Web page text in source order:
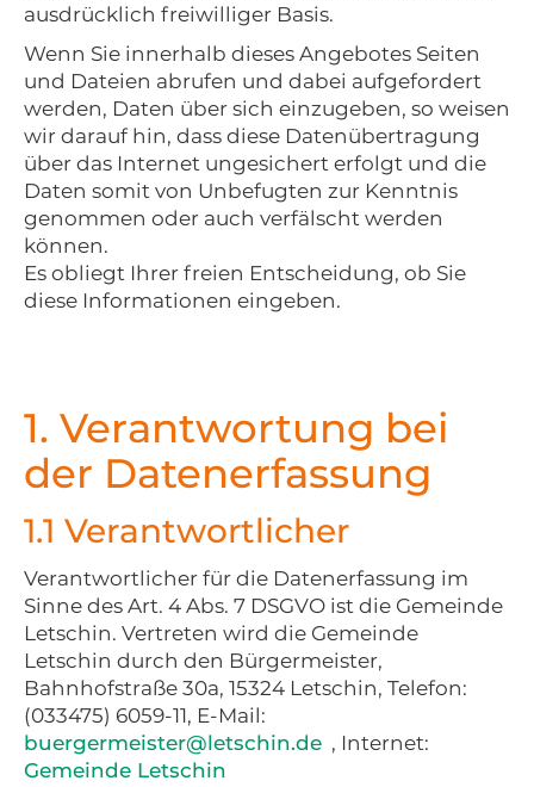
ausdrücklich freiwilliger Basis.
Wenn Sie innerhalb dieses Angebotes Seiten
und Dateien abrufen und dabei aufgefordert
werden, Daten über sich einzugeben, so weisen
wir darauf hin, dass diese Datenübertragung
über das Internet ungesichert erfolgt und die
Daten somit von Unbefugten zur Kenntnis
genommen oder auch verfälscht werden
können.
Es obliegt Ihrer freien Entscheidung, ob Sie
diese Informationen eingeben.
1. Verantwortung bei
der Datenerfassung
1.1 Verantwortlicher
Verantwortlicher für die Datenerfassung im
Sinne des Art. 4 Abs. 7 DSGVO ist die Gemeinde
Letschin. Vertreten wird die Gemeinde
Letschin durch den Bürgermeister,
Bahnhofstraße 30a, 15324 Letschin, Telefon:
(033475) 6059-11, E-Mail:
buergermeister@letschin.de , Internet:
Gemeinde Letschin